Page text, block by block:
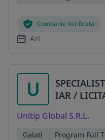
Companie Verificata
Azi
U
IAR /
Unitip Global S.R.L.
Galati Program Full